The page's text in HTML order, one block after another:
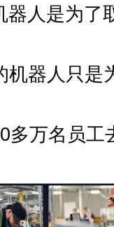
人是为了
机器人只是
多万名员工